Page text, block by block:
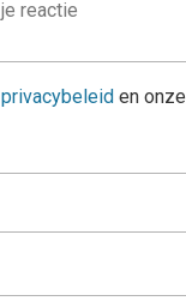
privacybeleid en onze